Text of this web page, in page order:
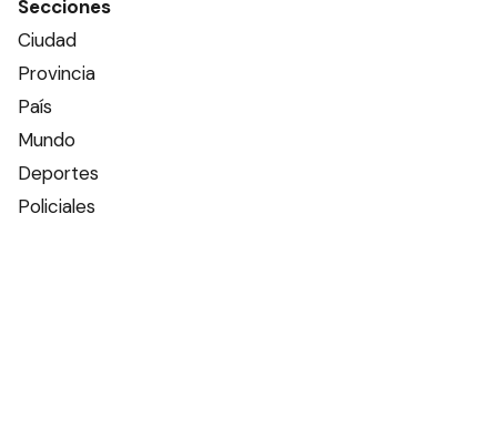
Secciones
Ciudad
Provincia
País
Mundo
Deportes
Policiales